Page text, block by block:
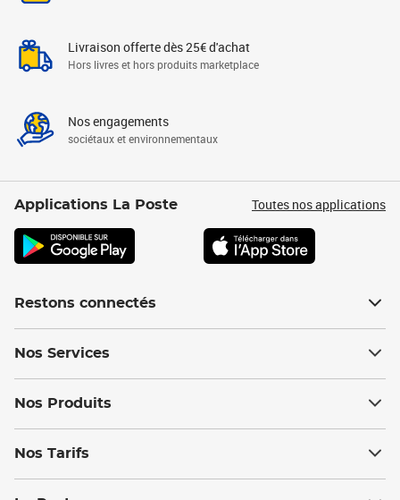
Livraison offerte dès 25€ d'achat
Hors livres et hors produits marketplace
Nos engagements
sociétaux et environnementaux
Applications La Poste Toutes nos applications
Restons connectés
Nos Services
Nos Produits
Nos Tarifs